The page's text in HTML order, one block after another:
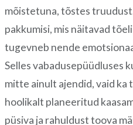
mõistetuna, tõstes
pakkumisi, mis näitavad
tugevneb nende
Selles vabadusepüüdluses
mitte ainult ajendid, vaid ka
hoolikalt planeeritud
püsiva ja rahuldust toova